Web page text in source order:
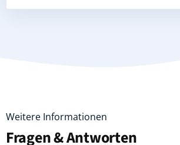
Weitere Informationen
Fragen & Antworten